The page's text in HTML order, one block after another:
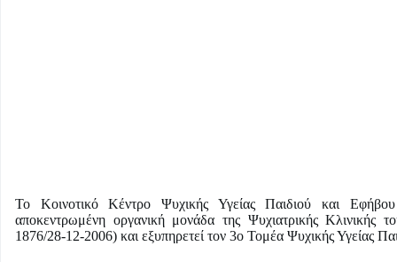
Το Κοινοτικό Κέντρο Ψυχικής Υγείας Παιδιού και
αποκεντρωμένη οργανική μονάδα της Ψυχιατρικής
1876/28-12-2006) και εξυπηρετεί τον 3ο Τομέα Ψυχικής Υγείας